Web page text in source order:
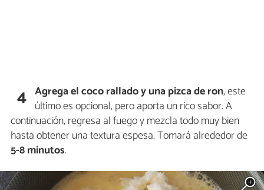
4 Agrega el coco rallado y una pizca de ron, este
último es opcional, pero aporta un rico sabor. A
continuación, regresa al fuego y mezcla todo muy bien
hasta obtener una textura espesa. Tomará alrededor de
5-8 minutos.